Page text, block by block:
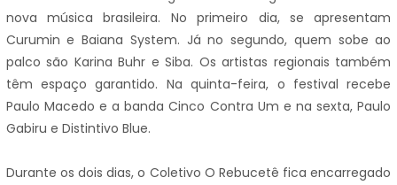
nova música brasileira. No primeiro dia, se apresentam
Curumin e Baiana System. Já no segundo, quem sobe ao
palco são Karina Buhr e Siba. Os artistas regionais também
têm espaço garantido. Na quinta-feira, o festival recebe
Paulo Macedo e a banda Cinco Contra Um e na sexta, Paulo
Gabiru e Distintivo Blue.
Durante os dois dias, o Coletivo O Rebucetê fica encarregado